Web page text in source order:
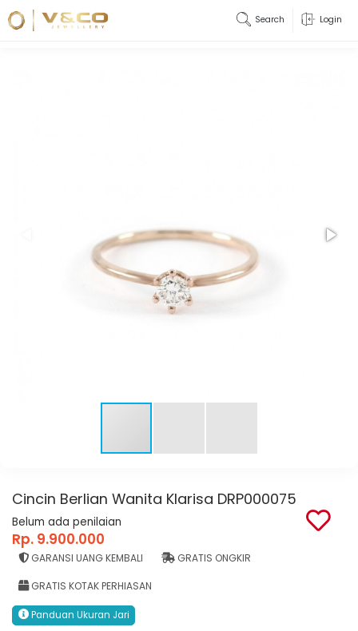
Search Login
Cincin Berlian Wanita Klarisa DRP000075
Belum ada penilaian
Rp. 9.900.000
GARANSI UANG KEMBALI GRATIS ONGKIR
GRATIS KOTAK PERHIASAN
Panduan Ukuran Jari